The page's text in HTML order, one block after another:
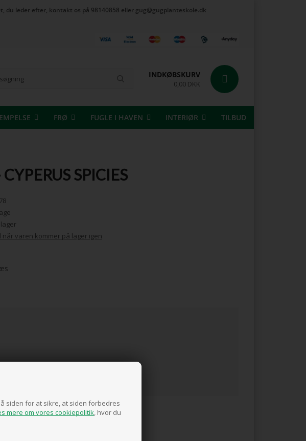
siden for at sikre, at siden forbedres
mere om vores cookiepolitik , hvor du
du leder efter, kontakt os på 98140858 eller gug@gugplanteskole.dk
INDKØBSKURV
0,00 DKK
FRØ FUGLE I HAVEN INTERIØR TILBUD
SPICIES
når varen kommer på lager igen